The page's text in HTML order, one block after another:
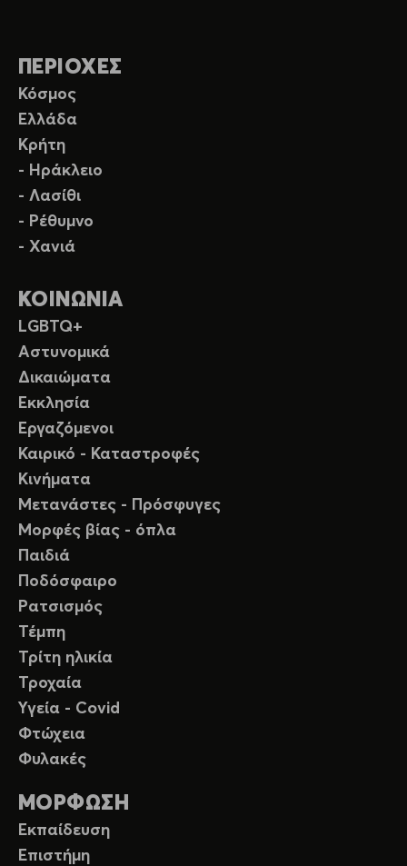
ΠΕΡΙΟΧΕΣ
Κόσμος
Ελλάδα
Κρήτη
- Ηράκλειο
- Λασίθι
- Ρέθυμνο
- Χανιά
ΚΟΙΝΩΝΙΑ
LGBTQ+
Αστυνομικά
Δικαιώματα
Εκκλησία
Εργαζόμενοι
Καιρικό - Καταστροφές
Κινήματα
Μετανάστες - Πρόσφυγες
Μορφές βίας - όπλα
Παιδιά
Ποδόσφαιρο
Ρατσισμός
Τέμπη
Τρίτη ηλικία
Τροχαία
Υγεία - Covid
Φτώχεια
Φυλακές
ΜΟΡΦΩΣΗ
Εκπαίδευση
Επιστήμη